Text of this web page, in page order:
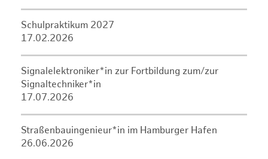
Schulpraktikum 2027
17.02.2026
Signalelektroniker*in zur Fortbildung zum/zur
Signaltechniker*in
17.07.2026
Straßenbauingenieur*in im Hamburger Hafen
26.06.2026